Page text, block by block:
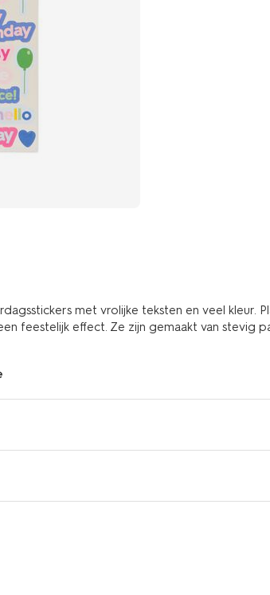
met vrolijke teksten en veel kleur.
feestelijk effect. Ze zijn gemaakt van stevig